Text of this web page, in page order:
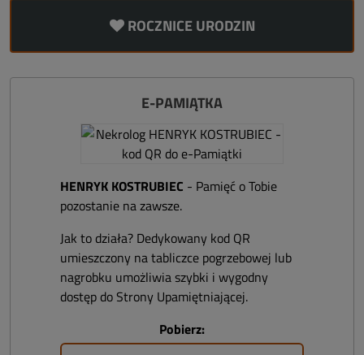
ROCZNICE URODZIN
E-PAMIĄTKA
HENRYK KOSTRUBIEC - Pamięć o Tobie
pozostanie na zawsze.
Jak to działa? Dedykowany kod QR
umieszczony na tabliczce pogrzebowej lub
nagrobku umożliwia szybki i wygodny
dostęp do Strony Upamiętniającej.
Pobierz: